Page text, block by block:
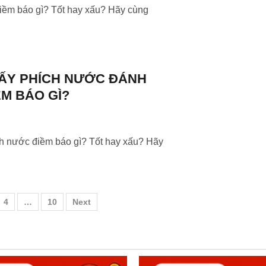
báo gì? Tốt hay xấu? Hãy cùng
PHÍCH NƯỚC ĐÁNH
BÁO GÌ?
nước điềm báo gì? Tốt hay xấu? Hãy
4 … 10 Next